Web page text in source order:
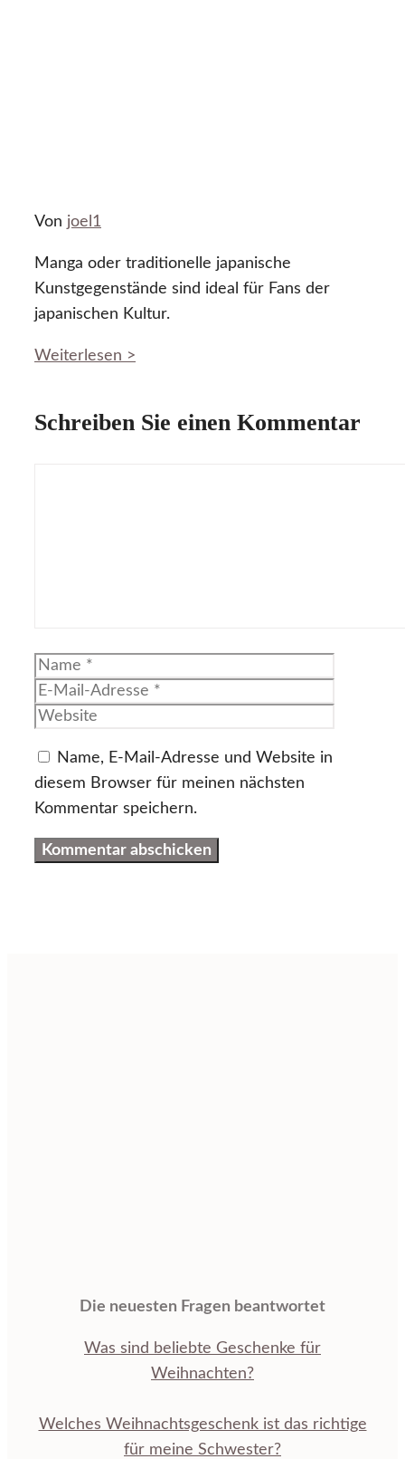
Von joel1
Manga oder traditionelle japanische
Kunstgegenstände sind ideal für Fans der
japanischen Kultur.
Weiterlesen >
Schreiben Sie einen Kommentar
Name
Name, E-Mail-Adresse und Website in
diesem Browser für meinen nächsten
Kommentar speichern.
Die neuesten Fragen beantwortet
Was sind beliebte Geschenke für
Weihnachten?
Welches Weihnachtsgeschenk ist das richtige
für meine Schwester?